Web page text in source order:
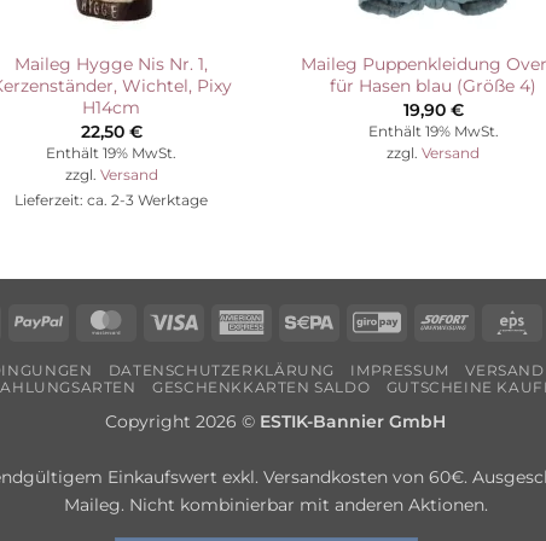
Maileg Hygge Nis Nr. 1,
Wichtel, Pixy
H14cm
22,50 €
Enthält 19% MwSt.
zzgl. Versand
Lieferzeit: ca. 2-3 Werktage
Maileg Puppenkleidung
für Hasen blau (Größe 4)
19,90 €
Enthält 19% MwSt.
zzgl.Versand
RechungPayPal MasterCard
Visa
American Sepa GiroPaySofort
DATENSCHUTZERKLÄRUNG IMPRESSUM
GESCHENKKARTEN SALDO GUTSCHEINE
Copyright 2026 © ESTIK-Bannier GmbH
Einkaufswert exkl. Versandkosten von 60€.
Maileg. Nicht kombinierbar mit anderen Aktionen.